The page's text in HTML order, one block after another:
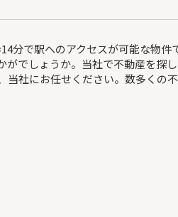
分で駅へのアクセスが可能な物件
がでしょうか。当社で不動産を探
当社にお任せください。数多くの